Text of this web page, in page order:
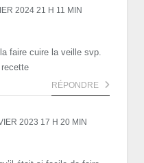
2024 21 H 11 MIN
faire cuire la veille svp.
RÉPONDRE
2023 17 H 20 MIN